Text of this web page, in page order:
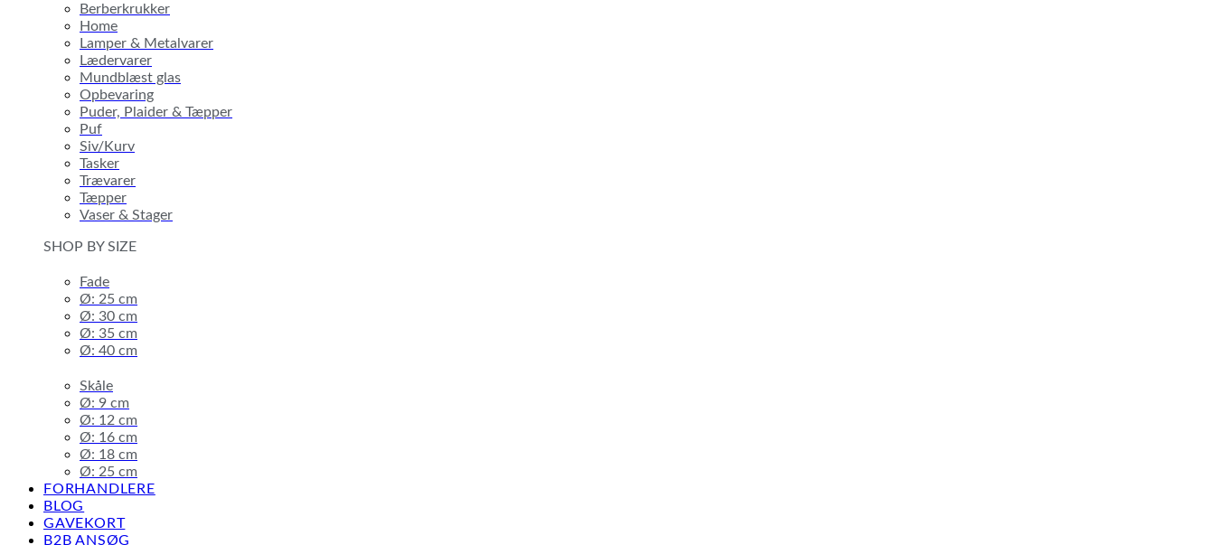
Berberkrukker
Home
Lamper & Metalvarer
Lædervarer
Mundblæst glas
Opbevaring
Puder, Plaider & Tæpper
Puf
Siv/Kurv
Tasker
Trævarer
Tæpper
Vaser & Stager
SHOP BY SIZE
Fade
Ø: 25 cm
Ø: 30 cm
Ø: 35 cm
Ø: 40 cm
Skåle
Ø: 9 cm
Ø: 12 cm
Ø: 16 cm
Ø: 18 cm
Ø: 25 cm
FORHANDLERE
BLOG
GAVEKORT
B2B ANSØG